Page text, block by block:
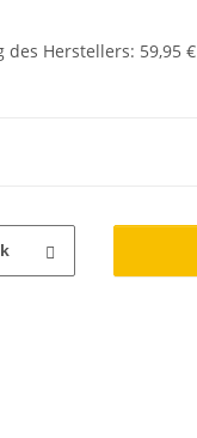
des Herstellers: 59,95 €